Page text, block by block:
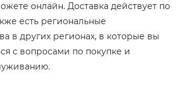
онлайн. Доставка действует по
есть региональные
в других регионах, в которые вы
с вопросами по покупке и